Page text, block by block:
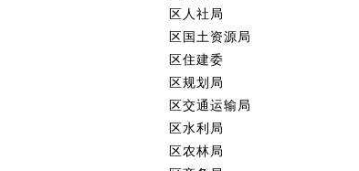
区人社局
区国土资源局
区住建委
区规划局
区交通运输局
区水利局
区农林局